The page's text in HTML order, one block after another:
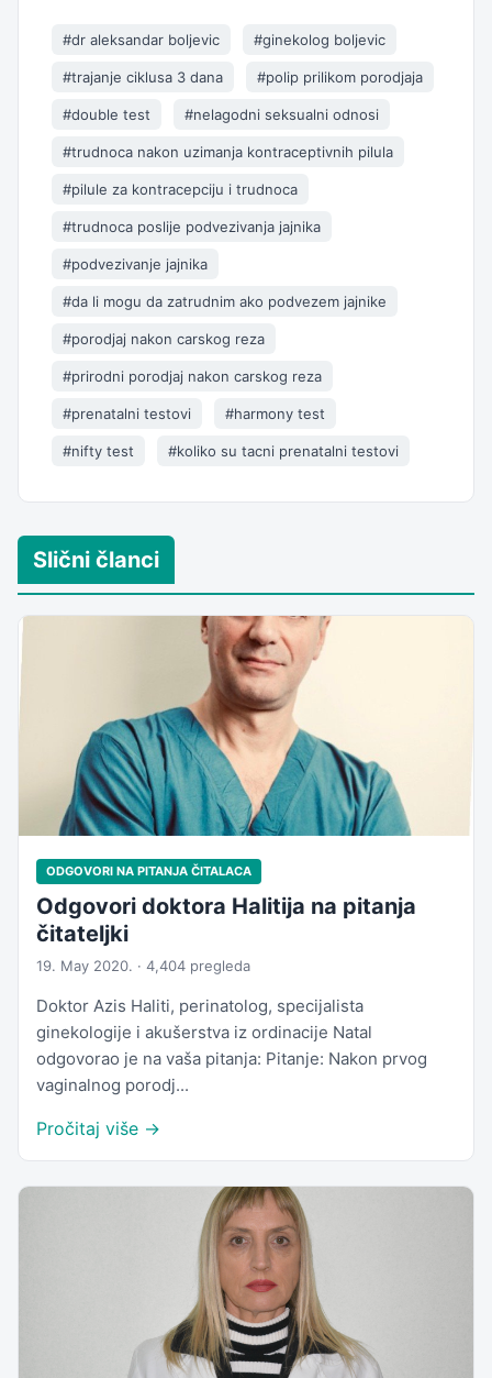
#dr aleksandar boljevic #ginekolog boljevic
#trajanje ciklusa 3 dana #polip prilikom porodjaja
#double test #nelagodni seksualni odnosi
#trudnoca nakon uzimanja kontraceptivnih pilula
#pilule za kontracepciju i trudnoca
#trudnoca poslije podvezivanja jajnika
#podvezivanje jajnika
#da li mogu da zatrudnim ako podvezem jajnike
#porodjaj nakon carskog reza
#prirodni porodjaj nakon carskog reza
#prenatalni testovi #harmony test
#nifty test #koliko su tacni prenatalni testovi
Slični članci
ODGOVORI NA PITANJA ČITALACA
Odgovori doktora Halitija na pitanja
čitateljki
19. May 2020. · 4,404 pregleda
Doktor Azis Haliti, perinatolog, specijalista
ginekologije i akušerstva iz ordinacije Natal
odgovorao je na vaša pitanja: Pitanje: Nakon prvog
vaginalnog porodj...
Pročitaj više →